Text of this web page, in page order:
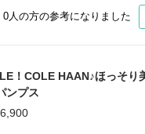
0人の方の参考になりました
！COLE HAAN♪ほっそ
ンプス